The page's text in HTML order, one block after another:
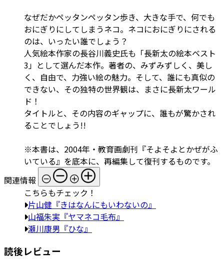
なぜだかペッタンペッタン歩き、大きな手で、何でも
おにぎりにしてしまうネコ。ネコにおにぎりにされる
のは、いったい誰でしょう？
人気絵本作家の長谷川義史氏も「長新太の絵本ベスト
3」として選んだ本作。著者の、みずみずしく、美し
く、自由で、力強い絵の魅力。そして、誰にも真似の
できない、その独特の世界観は、まさに長新太ワール
ド！
タイトルと、その内容のギャップに、誰もが驚かされ
ることでしょう!!
※本書は、2004年・教育画劇刊『そよそよとかぜがふ
いている』を底本に、再編集して復刊するものです。
関連情報
こちらもチェック！
片山健『きはなんにもいわないの』
山福朱実『ヤマネコ毛布』
瀬川康男『ひな』
読後レビュー